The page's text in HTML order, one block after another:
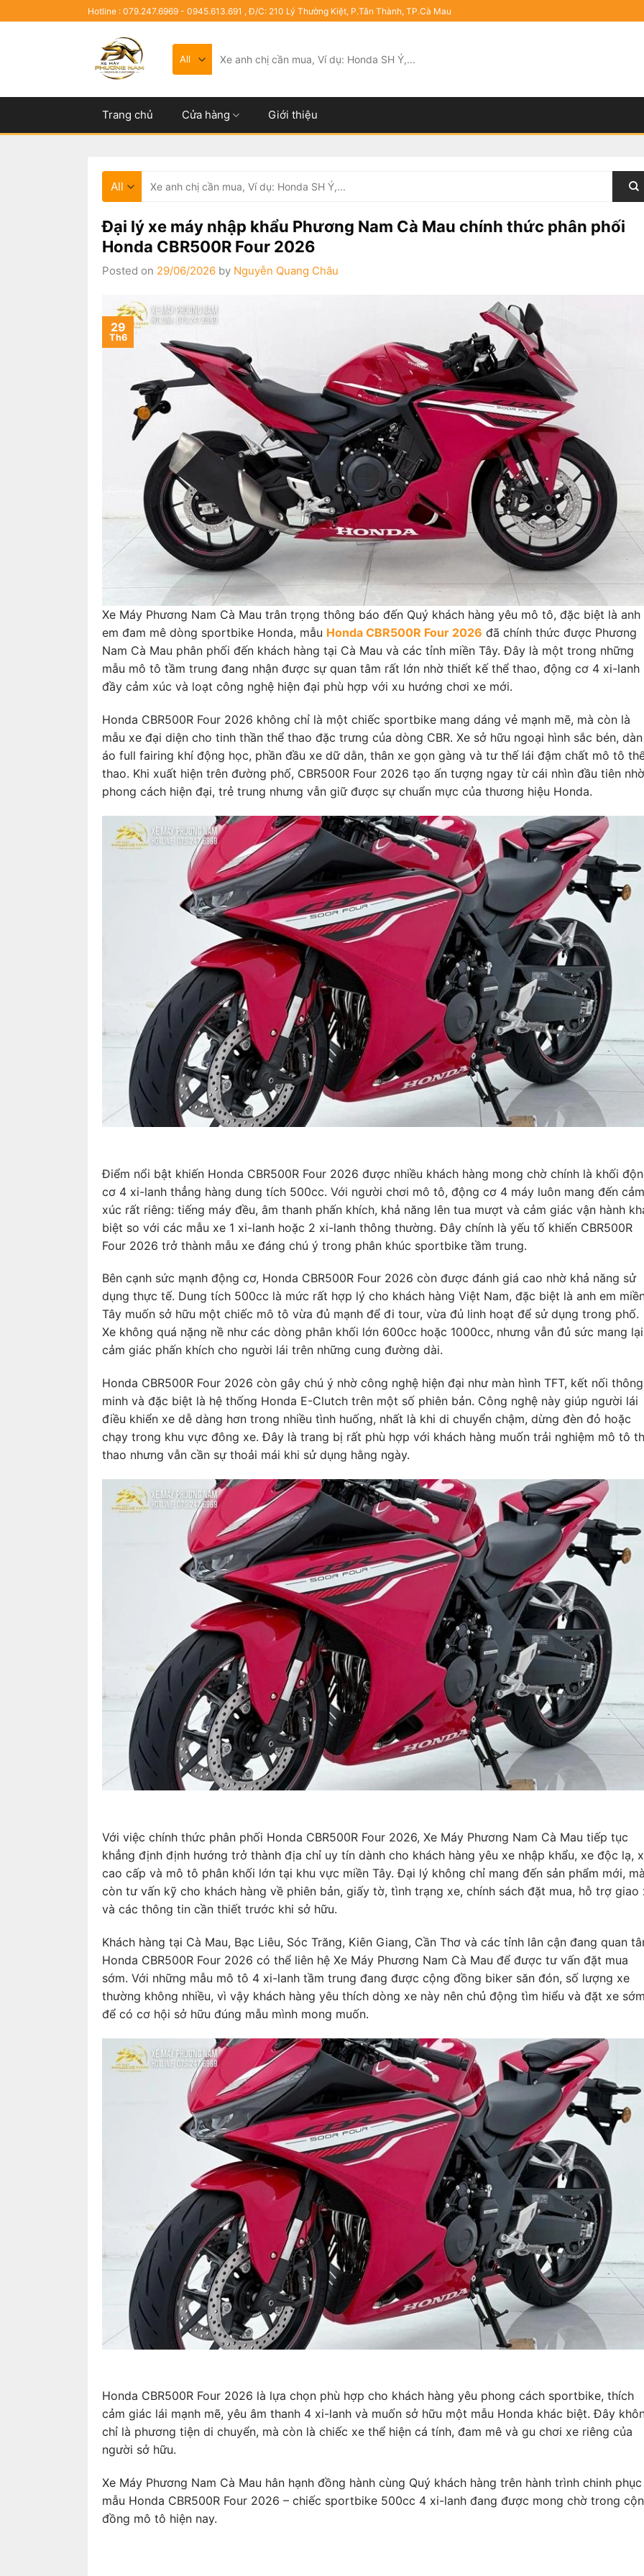
to
Hotline : 079.247.6969 - 0945.613.691 , Đ/C: 210 Lý Thường Kiệt, P.Tân Thành, TP.Cà Mau
kiếm:
Trang chủ Cửa hàng Giới thiệu
Đại lý xe máy nhập khẩu Phương Nam Cà Mau chính thức phân phối
Honda CBR500R Four 2026
Posted on 29/06/2026 by Nguyễn Quang Châu
29
Th6
Xe Máy Phương Nam Cà Mau trân trọng thông báo đến Quý khách hàng yêu mô tô, đặc biệt là anh
em đam mê dòng sportbike Honda, mẫu Honda CBR500R Four 2026 đã chính thức được Phương
Nam Cà Mau phân phối đến khách hàng tại Cà Mau và các tỉnh miền Tây. Đây là một trong những
mẫu mô tô tầm trung đang nhận được sự quan tâm rất lớn nhờ thiết kế thể thao, động cơ 4 xi-lanh
đầy cảm xúc và loạt công nghệ hiện đại phù hợp với xu hướng chơi xe mới.
Honda CBR500R Four 2026 không chỉ là một chiếc sportbike mang dáng vẻ mạnh mẽ, mà còn là
mẫu xe đại diện cho tinh thần thể thao đặc trưng của dòng CBR. Xe sở hữu ngoại hình sắc bén, dàn
áo full fairing khí động học, phần đầu xe dữ dằn, thân xe gọn gàng và tư thế lái đậm chất mô tô
thao. Khi xuất hiện trên đường phố, CBR500R Four 2026 tạo ấn tượng ngay từ cái nhìn đầu tiên nhờ
phong cách hiện đại, trẻ trung nhưng vẫn giữ được sự chuẩn mực của thương hiệu Honda.
Điểm nổi bật khiến Honda CBR500R Four 2026 được nhiều khách hàng mong chờ chính là khối
cơ 4 xi-lanh thẳng hàng dung tích 500cc. Với người chơi mô tô, động cơ 4 máy luôn mang đến cảm
xúc rất riêng: tiếng máy đều, âm thanh phấn khích, khả năng lên tua mượt và cảm giác vận hành
biệt so với các mẫu xe 1 xi-lanh hoặc 2 xi-lanh thông thường. Đây chính là yếu tố khiến CBR500R
Four 2026 trở thành mẫu xe đáng chú ý trong phân khúc sportbike tầm trung.
Bên cạnh sức mạnh động cơ, Honda CBR500R Four 2026 còn được đánh giá cao nhờ khả năng sử
dụng thực tế. Dung tích 500cc là mức rất hợp lý cho khách hàng Việt Nam, đặc biệt là anh em
Tây muốn sở hữu một chiếc mô tô vừa đủ mạnh để đi tour, vừa đủ linh hoạt để sử dụng trong phố.
Xe không quá nặng nề như các dòng phân khối lớn 600cc hoặc 1000cc, nhưng vẫn đủ sức mang lại
cảm giác phấn khích cho người lái trên những cung đường dài.
Honda CBR500R Four 2026 còn gây chú ý nhờ công nghệ hiện đại như màn hình TFT, kết nối thông
minh và đặc biệt là hệ thống Honda E-Clutch trên một số phiên bản. Công nghệ này giúp người lái
điều khiển xe dễ dàng hơn trong nhiều tình huống, nhất là khi di chuyển chậm, dừng đèn đỏ hoặc
chạy trong khu vực đông xe. Đây là trang bị rất phù hợp với khách hàng muốn trải nghiệm mô tô
thao nhưng vẫn cần sự thoải mái khi sử dụng hằng ngày.
Với việc chính thức phân phối Honda CBR500R Four 2026, Xe Máy Phương Nam Cà Mau tiếp tục
khẳng định định hướng trở thành địa chỉ uy tín dành cho khách hàng yêu xe nhập khẩu, xe độc lạ,
cao cấp và mô tô phân khối lớn tại khu vực miền Tây. Đại lý không chỉ mang đến sản phẩm mới,
còn tư vấn kỹ cho khách hàng về phiên bản, giấy tờ, tình trạng xe, chính sách đặt mua, hỗ trợ giao
và các thông tin cần thiết trước khi sở hữu.
Khách hàng tại Cà Mau, Bạc Liêu, Sóc Trăng, Kiên Giang, Cần Thơ và các tỉnh lân cận đang quan
Honda CBR500R Four 2026 có thể liên hệ Xe Máy Phương Nam Cà Mau để được tư vấn đặt mua
sớm. Với những mẫu mô tô 4 xi-lanh tầm trung đang được cộng đồng biker săn đón, số lượng xe
thường không nhiều, vì vậy khách hàng yêu thích dòng xe này nên chủ động tìm hiểu và đặt xe
để có cơ hội sở hữu đúng mẫu mình mong muốn.
Honda CBR500R Four 2026 là lựa chọn phù hợp cho khách hàng yêu phong cách sportbike, thích
cảm giác lái mạnh mẽ, yêu âm thanh 4 xi-lanh và muốn sở hữu một mẫu Honda khác biệt. Đây
chỉ là phương tiện di chuyển, mà còn là chiếc xe thể hiện cá tính, đam mê và gu chơi xe riêng của
người sở hữu.
Xe Máy Phương Nam Cà Mau hân hạnh đồng hành cùng Quý khách hàng trên hành trình chinh phục
mẫu Honda CBR500R Four 2026 – chiếc sportbike 500cc 4 xi-lanh đang được mong chờ trong
đồng mô tô hiện nay.